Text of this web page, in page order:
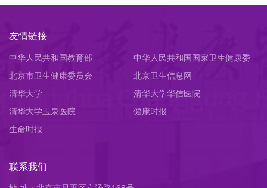
友情链接
中华人民共和国教育部
中华人民共和国国家卫生健康委
员会
北京市卫生健康委员会
北京卫生信息网
清华大学
清华大学华信医院
清华大学玉泉医院
健康时报
生命时报
联系我们